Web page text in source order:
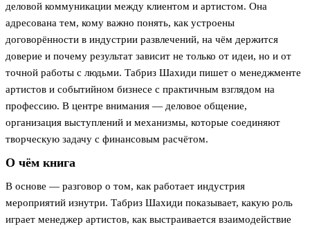
деловой коммуникации между клиентом и артистом. Она
адресована тем, кому важно понять, как устроены
договорённости в индустрии развлечений, на чём держится
доверие и почему результат зависит не только от идеи, но и от
точной работы с людьми. Табриз Шахиди пишет о менеджменте
артистов и событийном бизнесе с практичным взглядом на
профессию. В центре внимания — деловое общение,
организация выступлений и механизмы, которые соединяют
творческую задачу с финансовым расчётом.
О чём книга
В основе — разговор о том, как работает индустрия
мероприятий изнутри. Табриз Шахиди показывает, какую роль
играет менеджер артистов, как выстраивается взаимодействие